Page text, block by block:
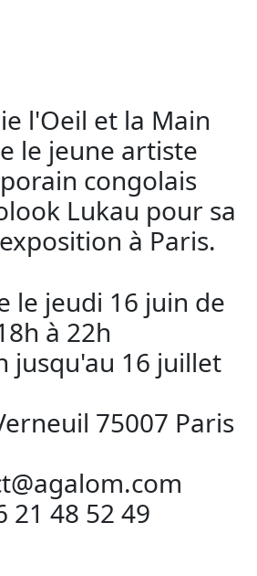
l'Oeil et la Main
le jeune artiste
congolais
Lukau pour sa
à Paris.
le jeudi 16 juin de
à 22h
jusqu'au 16 juillet
75007 Paris
21 48 52 49